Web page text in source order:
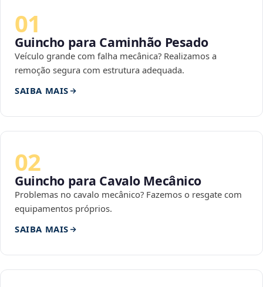
01
Guincho para Caminhão Pesado
Veículo grande com falha mecânica? Realizamos a
remoção segura com estrutura adequada.
SAIBA MAIS
02
Guincho para Cavalo Mecânico
Problemas no cavalo mecânico? Fazemos o resgate com
equipamentos próprios.
SAIBA MAIS